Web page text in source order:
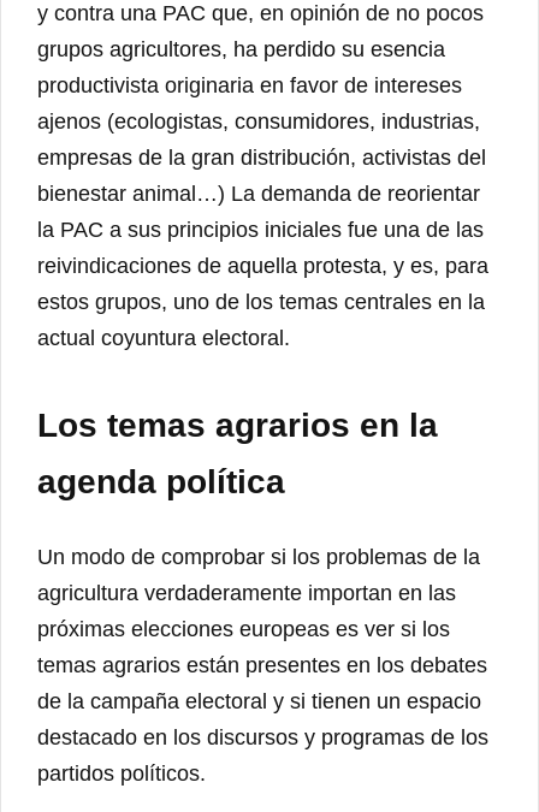
y contra una PAC que, en opinión de no pocos
grupos agricultores, ha perdido su esencia
productivista originaria en favor de intereses
ajenos (ecologistas, consumidores, industrias,
empresas de la gran distribución, activistas del
bienestar animal…) La demanda de reorientar
la PAC a sus principios iniciales fue una de las
reivindicaciones de aquella protesta, y es, para
estos grupos, uno de los temas centrales en la
actual coyuntura electoral.
Los temas agrarios en la
agenda política
Un modo de comprobar si los problemas de la
agricultura verdaderamente importan en las
próximas elecciones europeas es ver si los
temas agrarios están presentes en los debates
de la campaña electoral y si tienen un espacio
destacado en los discursos y programas de los
partidos políticos.